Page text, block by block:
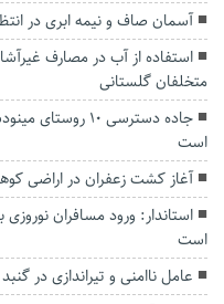
آسمان صاف و نیمه ابری در
استفاده از آب در مصارف
متخلفان گلستانی
جاده دسترسی ۱۰
است
آغاز کشت زعفران در اراضی
استاندار: ورود مسافران
است
عامل ناامنی و تیراندازی در